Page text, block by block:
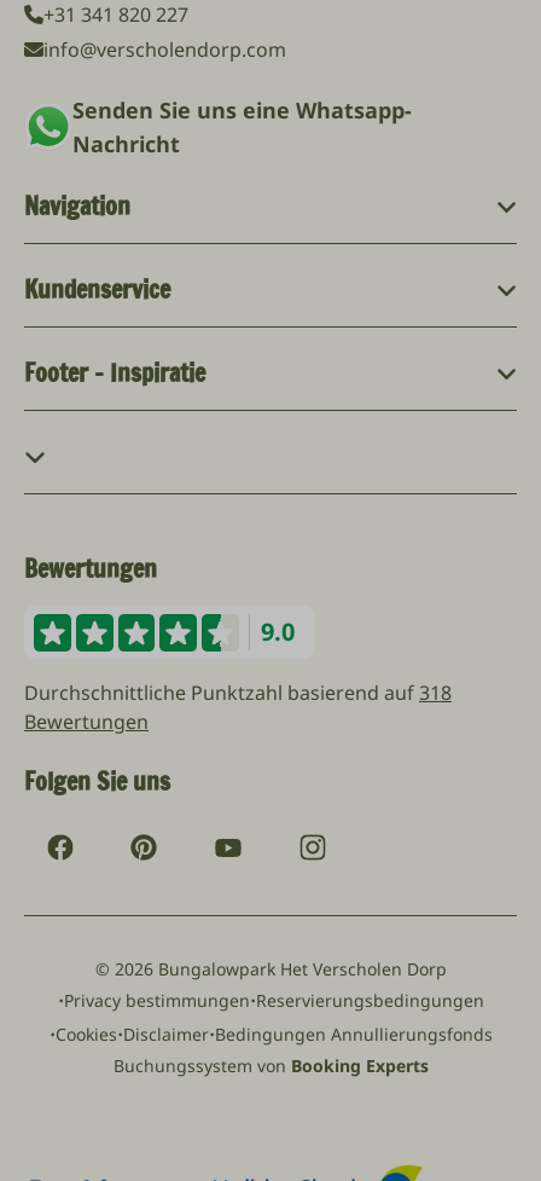
+31 341 820 227
info@verscholendorp.com
Senden Sie uns eine Whatsapp-
Nachricht
Navigation
Kundenservice
Footer - Inspiratie
Bewertungen
9.0
Durchschnittliche Punktzahl basierend auf318
Bewertungen
Folgen Sie uns
© 2026 Bungalowpark Het Verscholen Dorp
·Privacy bestimmungen·Reservierungsbedingungen
·Cookies·Disclaimer·Bedingungen Annullierungsfonds
Buchungssystem von Booking Experts